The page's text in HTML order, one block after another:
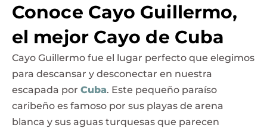
Conoce Cayo Guillermo,
el mejor Cayo de Cuba
Cayo Guillermo fue el lugar perfecto que elegimos
para descansar y desconectar en nuestra
escapada por Cuba. Este pequeño paraíso
caribeño es famoso por sus playas de arena
blanca y sus aguas turquesas que parecen